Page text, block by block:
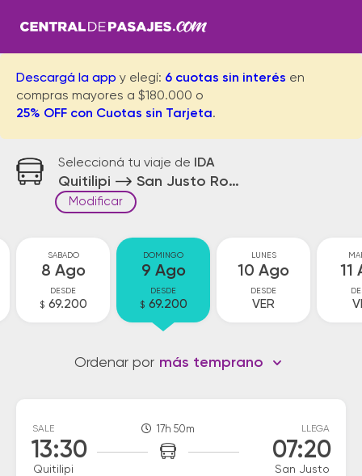
Descargá la app y elegí: 6 cuotas sin interés en
compras mayores a $180.000 o
25% OFF con Cuotas sin Tarjeta.
Seleccioná tu viaje de IDA
Quitilipi San Justo Rotonda
Modificar
SABADO
8 Ago
DESDE
$ 69.200
DOMINGO
9 Ago
DESDE
$ 69.200
LUNES
10 Ago
DESDE
VER
11
Ordenar por más temprano
SALE
13:30
Quitilipi
17h 50m LLEGA
07:20
San Justo